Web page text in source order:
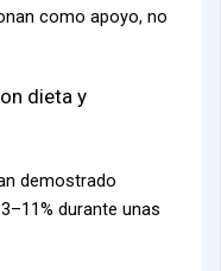
como apoyo, no
dieta y
demostrado
durante unas